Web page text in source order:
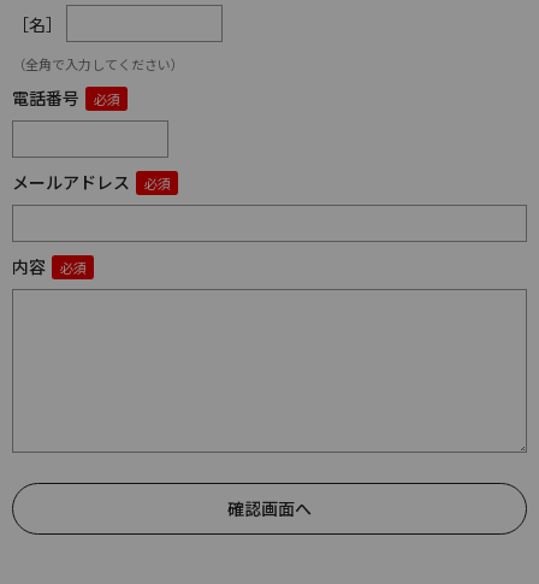
［名］
（全角で入力してください）
電話番号
メールアドレス
内容